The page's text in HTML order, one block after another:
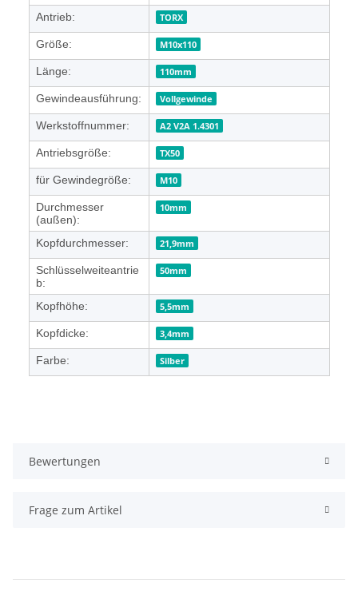
Antrieb: TORX
Größe: M10x110
Länge: 110mm
Gewindeausführung: Vollgewinde
Werkstoffnummer: A2 V2A 1.4301
Antriebsgröße: TX50
für Gewindegröße: M10
Durchmesser
(außen):
10mm
Kopfdurchmesser: 21,9mm
Schlüsselweiteantrie
b:
50mm
Kopfhöhe: 5,5mm
Kopfdicke: 3,4mm
Farbe: Silber
Bewertungen
Frage zum Artikel